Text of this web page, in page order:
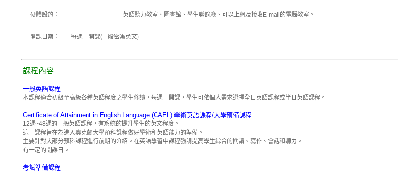
硬體設施： 英語聽力教室、圖書館、學生聯誼廳、可以上網及接收E-mail的電腦教室。
開課日期： 每週一開課(一般密集英文)
課程內容
一般英語課程
本課程適合初級至高級各種英語程度之學生修讀，每週一開課，學生可依個人需求選擇全日英語課程或半日英語課程。
Certificate of Attainment in English Language (CAEL) 學術英語課程/大學預備課程
12週~48週的一般英語課程，有系統的提升學生的英文程度。
這一課程旨在為進入奧克蘭大學預科課程做好學術和英語能力的準備。
主要針對大部分預科課程進行前期的介紹。在英語學習中課程強調提高學生綜合的閱讀、寫作、會話和聽力。
有一定的開課日。
考試準備課程